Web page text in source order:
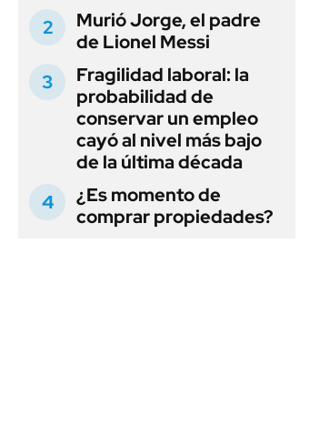
Murió Jorge, el padre
de Lionel Messi
Fragilidad laboral: la
probabilidad de
conservar un empleo
cayó al nivel más bajo
de la última década
¿Es momento de
comprar propiedades?